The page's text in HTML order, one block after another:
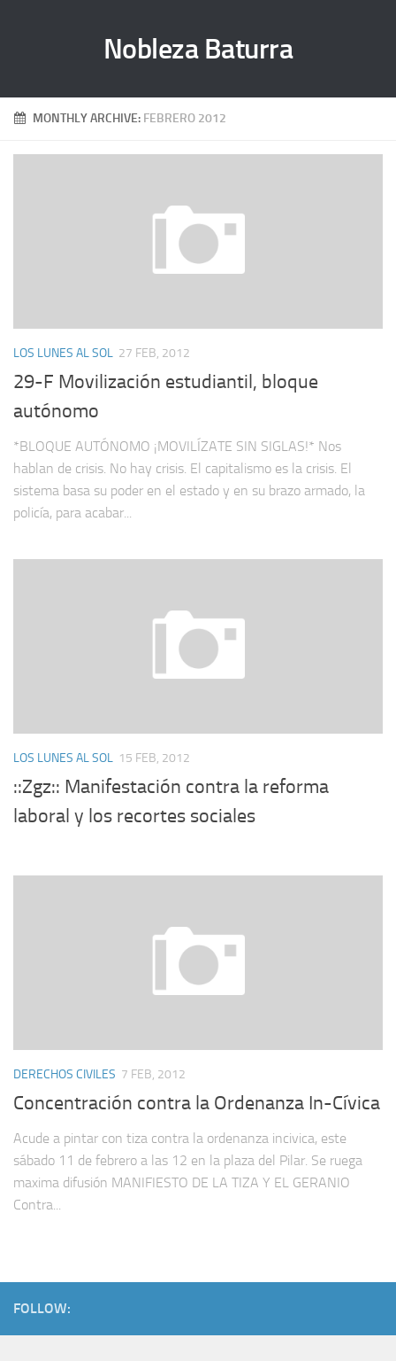
Nobleza Baturra
MONTHLY ARCHIVE: FEBRERO 2012
LOS LUNES AL SOL 27 FEB, 2012
29-F Movilización estudiantil, bloque
autónomo
*BLOQUE AUTÓNOMO ¡MOVILÍZATE SIN SIGLAS!* Nos
hablan de crisis. No hay crisis. El capitalismo es la crisis. El
sistema basa su poder en el estado y en su brazo armado, la
policía, para acabar...
LOS LUNES AL SOL 15 FEB, 2012
::Zgz:: Manifestación contra la reforma
laboral y los recortes sociales
DERECHOS CIVILES 7 FEB, 2012
Concentración contra la Ordenanza In-Cívica
Acude a pintar con tiza contra la ordenanza incivica, este
sábado 11 de febrero a las 12 en la plaza del Pilar. Se ruega
maxima difusión MANIFIESTO DE LA TIZA Y EL GERANIO
Contra...
FOLLOW: